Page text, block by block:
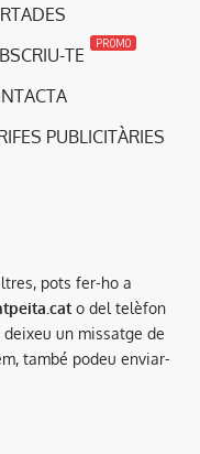
TE
PROMO
PUBLICITÀRIES
pots fer-ho a
o del telèfon
deixeu un missatge de
també podeu enviar-